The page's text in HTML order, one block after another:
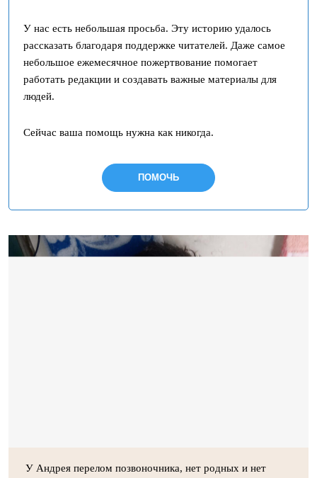
У нас есть небольшая просьба. Эту историю удалось
рассказать благодаря поддержке читателей. Даже самое
небольшое ежемесячное пожертвование помогает
работать редакции и создавать важные материалы для
людей.
Сейчас ваша помощь нужна как никогда.
ПОМОЧЬ
У Андрея перелом позвоночника, нет родных и нет